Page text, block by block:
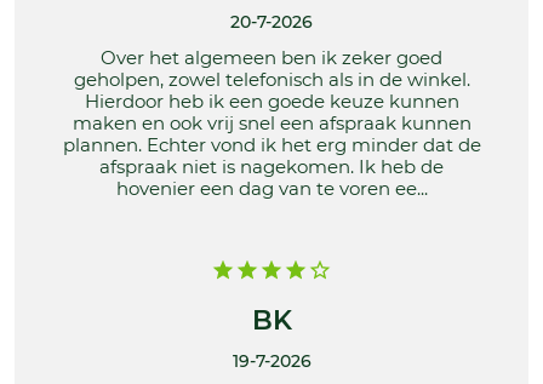
20-7-2026
Over het algemeen ben ik zeker goed
geholpen, zowel telefonisch als in de winkel.
Hierdoor heb ik een goede keuze kunnen
maken en ook vrij snel een afspraak kunnen
plannen. Echter vond ik het erg minder dat de
afspraak niet is nagekomen. Ik heb de
hovenier een dag van te voren ee...
BK
19-7-2026